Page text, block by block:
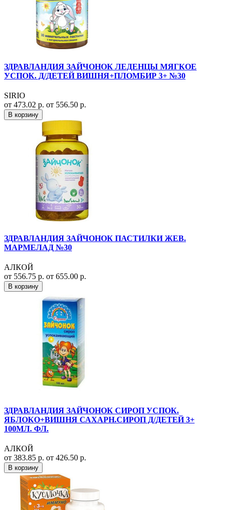
ЗДРАВЛАНДИЯ ЗАЙЧОНОК ЛЕДЕНЦЫ МЯГКОЕ
УСПОК. Д/ДЕТЕЙ ВИШНЯ+ПЛОМБИР 3+ №30
SIRIO
от 473.02 р. от 556.50 р.
В корзину
ЗДРАВЛАНДИЯ ЗАЙЧОНОК ПАСТИЛКИ ЖЕВ.
МАРМЕЛАД №30
АЛКОЙ
от 556.75 р. от 655.00 р.
В корзину
ЗДРАВЛАНДИЯ ЗАЙЧОНОК СИРОП УСПОК.
ЯБЛОКО+ВИШНЯ САХАРН.СИРОП Д/ДЕТЕЙ 3+
100МЛ. ФЛ.
АЛКОЙ
от 383.85 р. от 426.50 р.
В корзину